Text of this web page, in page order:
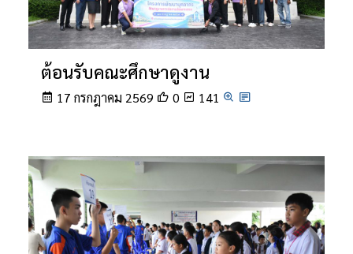
ต้อนรับคณะศึกษาดูงาน
17 กรกฎาคม 2569 0 141